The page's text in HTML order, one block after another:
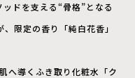
ドを支える“骨格”となる
限定の香り「純白花香」
へ導くふき取り化粧水「ク